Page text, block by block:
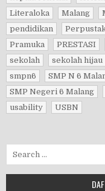
Literaloka
Malang
pendidikan
Pramuka
PRESTASI
sekolah
sekolah hijau
smpn6
SMP N 6
SMP Negeri 6 Malang
usability
USBN